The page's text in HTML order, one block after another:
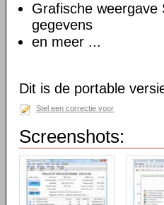
Grafische weergave
gegevens
en meer ...
Dit is de portable
Stel een correctie voor
Screenshots: